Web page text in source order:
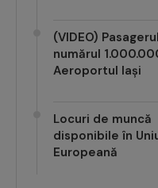
(VIDEO)
numărul
Aeroportul Iași
Locuri de muncă
disponibile în
Europeană